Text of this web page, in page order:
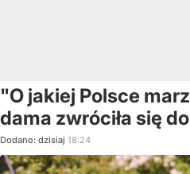
"O jakiej Polsce
dama zwróciła się
Dodano: dzisiaj 18:24